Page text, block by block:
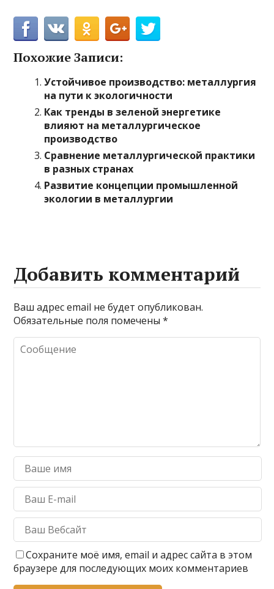
Похожие Записи:
Устойчивое производство: металлургия
на пути к экологичности
Как тренды в зеленой энергетике
влияют на металлургическое
производство
Сравнение металлургической практики
в разных странах
Развитие концепции промышленной
экологии в металлургии
Добавить комментарий
Ваш адрес email не будет опубликован.
Обязательные поля помечены*
Сохраните моё имя, email и адрес сайта в этом
браузере для последующих моих комментариев